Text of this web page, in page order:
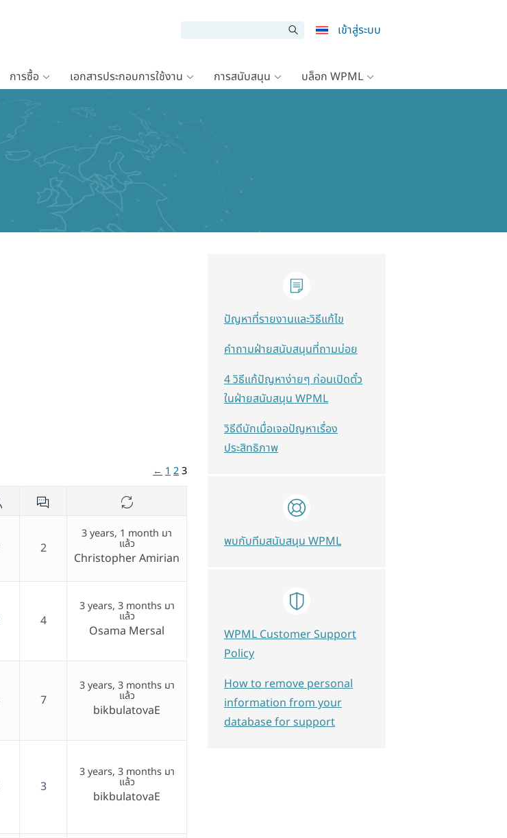
เข้าสู่ระบบ
การซื้อ เอกสารประกอบการใช้งาน การสนับสนุน บล็อก WPML
← 1 23
2
3 years, 1 month มา
แล้ว
Christopher Amirian
4
3 years, 3 months มา
แล้ว
Osama Mersal
7
3 years, 3 months มา
แล้ว
bikbulatovaE
3
3 years, 3 months มา
แล้ว
bikbulatovaE
ปัญหาที่รายงานและวิธีแก้ไข
คำถามฝ่ายสนับสนุนที่ถามบ่อย
4 วิธีแก้ปัญหาง่ายๆ ก่อนเปิดตั๋ว
ในฝ่ายสนับสนุน WPML
วิธีดีบักเมื่อเจอปัญหาเรื่อง
ประสิทธิภาพ
พบกับทีมสนับสนุน WPML
WPML Customer Support
Policy
How to remove personal
information from your
database for support